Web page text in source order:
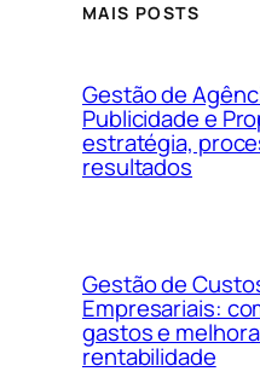
MAIS POSTS
Gestão de
Publicidade e
estratégia,
resultados
Gestão de
Empresariais:
gastos e
rentabilidade